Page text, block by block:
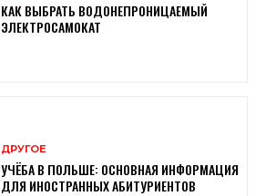
КАК ВЫБРАТЬ ВОДОНЕПРОНИЦАЕМЫЙ
ЭЛЕКТРОСАМОКАТ
ДРУГОЕ
УЧЁБА В ПОЛЬШЕ: ОСНОВНАЯ ИНФОРМАЦИЯ
ДЛЯ ИНОСТРАННЫХ АБИТУРИЕНТОВ